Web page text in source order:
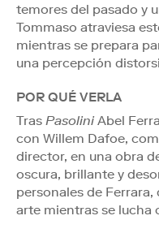
temores del pasado y
Tommaso atraviesa
mientras se prepara
una percepción
POR QUÉ VERLA
Tras Pasolini Abel
con Willem Dafoe,
director, en una obra
oscura, brillante y
personales de
arte mientras se lucha